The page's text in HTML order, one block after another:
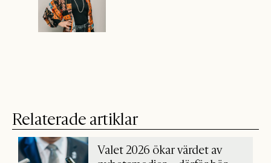
Relaterade artiklar
Valet 2026 ökar värdet av